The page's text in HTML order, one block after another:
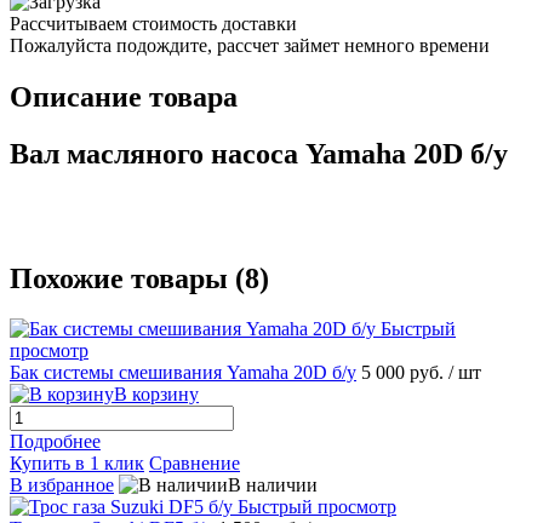
Рассчитываем стоимость доставки
Пожалуйста подождите, рассчет займет немного времени
Описание товара
Вал масляного насоса Yamaha 20D б/у
Похожие товары (8)
Быстрый
просмотр
Бак системы смешивания Yamahа 20D б/у 5 000 руб. / шт
В корзину
Подробнее
Купить в 1 клик Сравнение
В избранное
В наличии
Быстрый просмотр